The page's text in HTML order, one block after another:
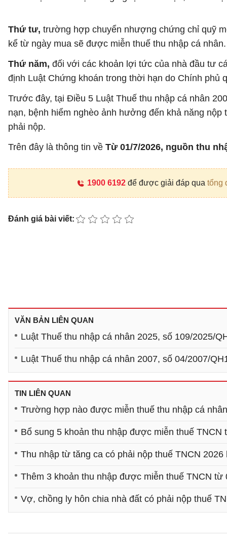
Thứ tư, trường hợp chuyển nhượng chứng chỉ quỹ
kể từ ngày mua sẽ được miễn thuế thu nhập cá nhân.
Thứ năm, đối với các khoản lợi tức của nhà đầu tư
định Luật Chứng khoán trong thời hạn do Chính phủ
Trước đây, tại Điều 5 Luật Thuế thu nhập cá nhân
nạn, bệnh hiểm nghèo ảnh hưởng đến khả năng
phải nộp.
Trên đây là thông tin về Từ 01/7/2026, nguồn thu
1900 6192để được giải đáp qua tổng
Đánh giá bài viết:
VĂN BẢN LIÊN QUAN
Luật Thuế thu nhập cá nhân 2025, số 109/2025/
Luật Thuế thu nhập cá nhân 2007, số 04/2007/
TIN LIÊN QUAN
Trường hợp nào được miễn thuế thu nhập cá
Bổ sung 5 khoản thu nhập được miễn thuế TNCN
Thu nhập từ tăng ca có phải nộp thuế TNCN 2026
Thêm 3 khoản thu nhập được miễn thuế TNCN từ
Vợ, chồng ly hôn chia nhà đất có phải nộp thuế